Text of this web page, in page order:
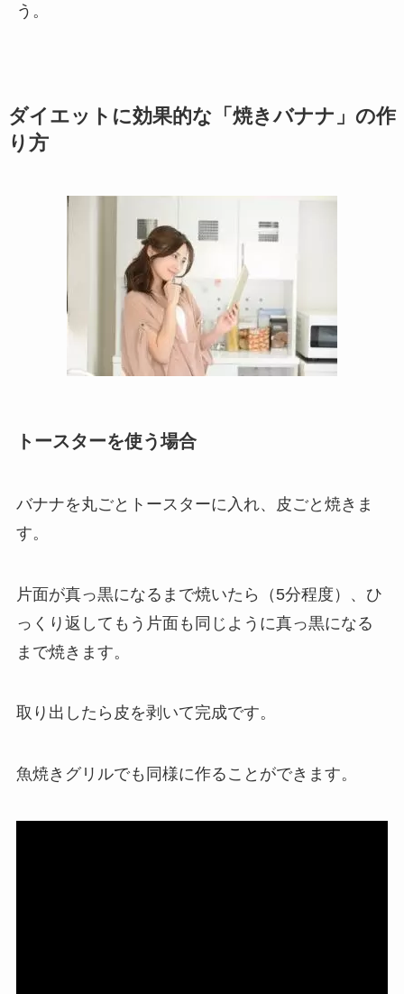
う。
ダイエットに効果的な「焼きバナナ」の作
り方
トースターを使う場合
バナナを丸ごとトースターに入れ、皮ごと焼きま
す。
片面が真っ黒になるまで焼いたら（5分程度）、ひ
っくり返してもう片面も同じように真っ黒になる
まで焼きます。
取り出したら皮を剥いて完成です。
魚焼きグリルでも同様に作ることができます。